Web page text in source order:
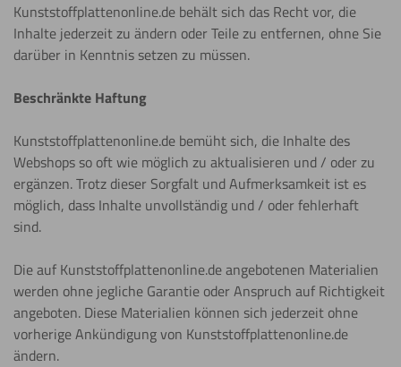
Kunststoffplattenonline.de behält sich das Recht vor, die
Inhalte jederzeit zu ändern oder Teile zu entfernen, ohne Sie
darüber in Kenntnis setzen zu müssen.
Beschränkte Haftung
Kunststoffplattenonline.de bemüht sich, die Inhalte des
Webshops so oft wie möglich zu aktualisieren und / oder zu
ergänzen. Trotz dieser Sorgfalt und Aufmerksamkeit ist es
möglich, dass Inhalte unvollständig und / oder fehlerhaft
sind.
Die auf Kunststoffplattenonline.de angebotenen Materialien
werden ohne jegliche Garantie oder Anspruch auf Richtigkeit
angeboten. Diese Materialien können sich jederzeit ohne
vorherige Ankündigung von Kunststoffplattenonline.de
ändern.